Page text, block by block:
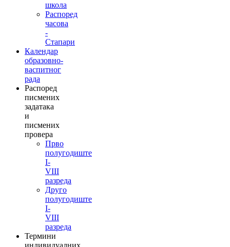
школа
Распоред
часова
-
Стапари
Календар
образовно-
васпитног
рада
Распоред
писмених
задатака
и
писмених
провера
Прво
полугодиште
I-
VIII
разреда
Друго
полугодиште
I-
VIII
разреда
Термини
индивидуалних